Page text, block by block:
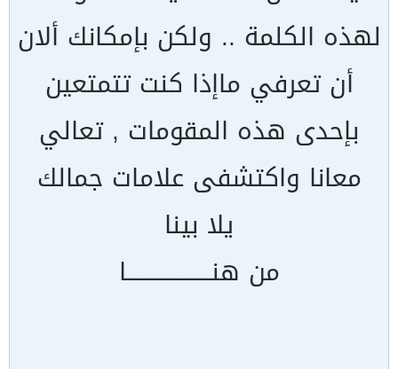
لهذه الكلمة .. ولكن بإمكانك ألان
أن تعرفي ماإذا كنت تتمتعين
بإحدى هذه المقومات , تعالي
معانا واكتشفى علامات جمالك
يلا بينا
من هنـــــــــــــــــــا